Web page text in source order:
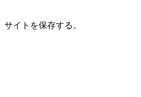
イトを保存する。